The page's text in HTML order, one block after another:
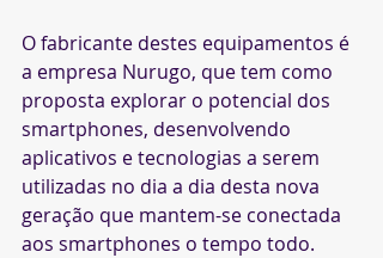
O fabricante destes equipamentos é
a empresa Nurugo, que tem como
proposta explorar o potencial dos
smartphones, desenvolvendo
aplicativos e tecnologias a serem
utilizadas no dia a dia desta nova
geração que mantem-se conectada
aos smartphones o tempo todo.